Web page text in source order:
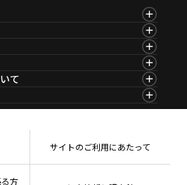
シアター
発生の有無について
スファンド 購入・換金手数料
て
てTOP
介
サイトのご利用にあたって
方